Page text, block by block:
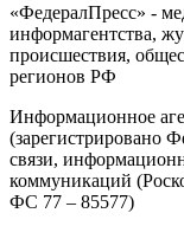
«ФедералПресс» -
информагентства,
происшествия,
регионов РФ
Информационное
(зарегистрировано
связи,
коммуникаций
ФС 77 – 85577)